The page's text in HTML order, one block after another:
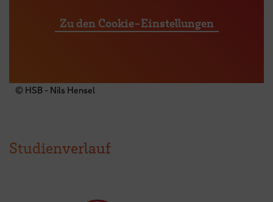
Zu den Cookie-Einstellungen
© HSB - Nils Hensel
Studienverlauf